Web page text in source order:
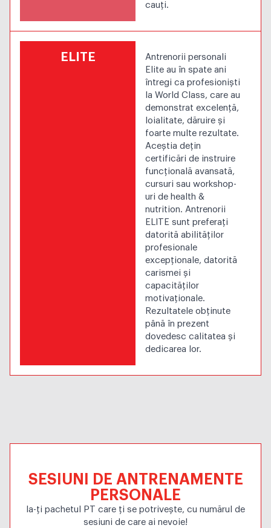
cauți.
ELITE
Antrenorii personali
Elite au în spate ani
întregi ca profesioniști
la World Class, care au
demonstrat excelență,
loialitate, dăruire și
foarte multe rezultate.
Aceștia dețin
certificări de instruire
funcțională avansată,
cursuri sau workshop-
uri de health &
nutrition. Antrenorii
ELITE sunt preferați
datorită abilităților
profesionale
excepționale, datorită
carismei și
capacităților
motivaționale.
Rezultatele obținute
până în prezent
dovedesc calitatea și
dedicarea lor.
SESIUNI DE ANTRENAMENTE
PERSONALE
Ia-ți pachetul PT care ți se potrivește, cu numărul de
sesiuni de care ai nevoie!